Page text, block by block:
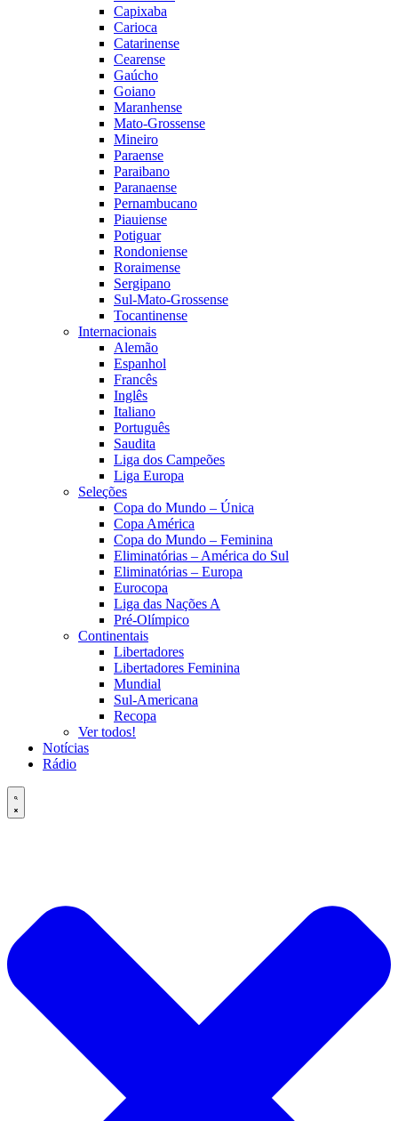
Capixaba
Carioca
Catarinense
Cearense
Gaúcho
Goiano
Maranhense
Mato-Grossense
Mineiro
Paraense
Paraibano
Paranaense
Pernambucano
Piauiense
Potiguar
Rondoniense
Roraimense
Sergipano
Sul-Mato-Grossense
Tocantinense
Internacionais
Alemão
Espanhol
Francês
Inglês
Italiano
Português
Saudita
Liga dos Campeões
Liga Europa
Seleções
Copa do Mundo – Única
Copa América
Copa do Mundo – Feminina
Eliminatórias – América do Sul
Eliminatórias – Europa
Eurocopa
Liga das Nações A
Pré-Olímpico
Continentais
Libertadores
Libertadores Feminina
Mundial
Sul-Americana
Recopa
Ver todos!
Notícias
Rádio